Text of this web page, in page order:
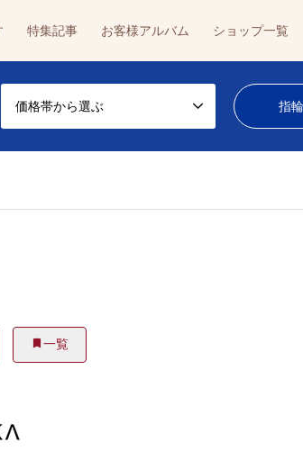
特集記事 お客様アルバム ショップ一覧
価格帯から選ぶ
一覧